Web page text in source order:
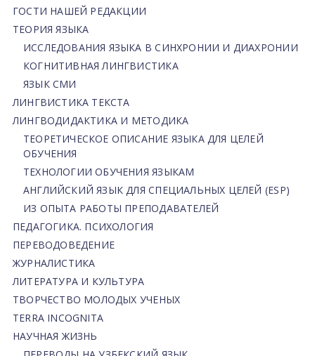
ГОСТИ НАШЕЙ РЕДАКЦИИ
ТЕОРИЯ ЯЗЫКА
ИССЛЕДОВАНИЯ ЯЗЫКА В СИНХРОНИИ И ДИАХРОНИИ
КОГНИТИВНАЯ ЛИНГВИСТИКА
ЯЗЫК СМИ
ЛИНГВИСТИКА ТЕКСТА
ЛИНГВОДИДАКТИКА И МЕТОДИКА
ТЕОРЕТИЧЕСКОЕ ОПИСАНИЕ ЯЗЫКА ДЛЯ ЦЕЛЕЙ
ОБУЧЕНИЯ
ТЕХНОЛОГИИ ОБУЧЕНИЯ ЯЗЫКАМ
АНГЛИЙСКИЙ ЯЗЫК ДЛЯ СПЕЦИАЛЬНЫХ ЦЕЛЕЙ (ESP)
ИЗ ОПЫТА РАБОТЫ ПРЕПОДАВАТЕЛЕЙ
ПЕДАГОГИКА. ПСИХОЛОГИЯ
ПЕРЕВОДОВЕДЕНИЕ
ЖУРНАЛИСТИКА
ЛИТЕРАТУРА И КУЛЬТУРА
ТВОРЧЕСТВО МОЛОДЫХ УЧЕНЫХ
TERRA INCOGNITA
НАУЧНАЯ ЖИЗНЬ